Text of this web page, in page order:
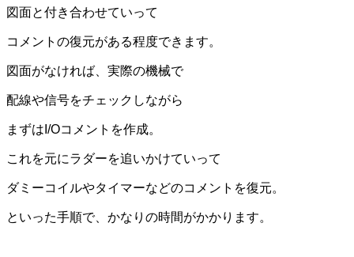
図面と付き合わせていって
コメントの復元がある程度できます。
図面がなければ、実際の機械で
配線や信号をチェックしながら
まずはI/Oコメントを作成。
これを元にラダーを追いかけていって
ダミーコイルやタイマーなどのコメントを復元。
といった手順で、かなりの時間がかかります。